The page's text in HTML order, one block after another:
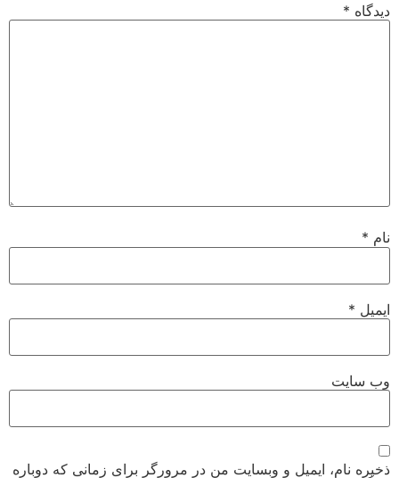
دیدگاه *
نام *
ایمیل *
وب‌ سایت
ذخیره نام، ایمیل و وبسایت من در مرورگر برای زمانی که دوباره